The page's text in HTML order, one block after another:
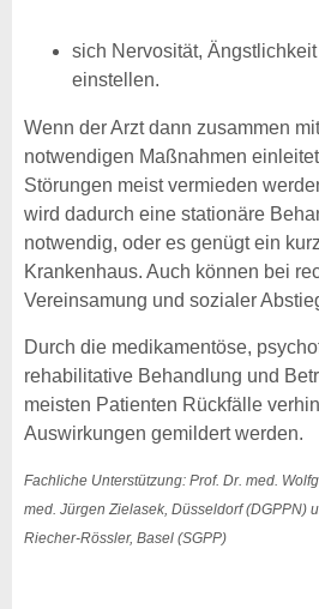
sich Nervosität,
einstellen.
Wenn der Arzt dann zusammen
notwendigen Maßnahmen
Störungen meist vermieden
wird dadurch eine stationäre
notwendig, oder es genügt ein
Krankenhaus. Auch können bei
Vereinsamung und sozialer
Durch die medikamentöse,
rehabilitative Behandlung und
meisten Patienten Rückfälle
Auswirkungen gemildert werden.
Fachliche Unterstützung: Prof. Dr. med.
med. Jürgen Zielasek, Düsseldorf (DGPPN)
Riecher-Rössler, Basel (SGPP)